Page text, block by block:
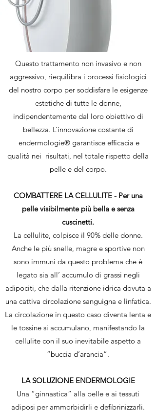
Questo trattamento non invasivo e non
aggressivo, riequilibra i processi fisiologici
del nostro corpo per soddisfare le esigenze
estetiche di tutte le donne,
indipendentemente dal loro obiettivo di
bellezza. L’innovazione costante di
endermologie® garantisce efficacia e
qualità nei risultati, nel totale rispetto della
pelle e del corpo.
COMBATTERE LA CELLULITE - Per una
pelle visibilmente più bella e senza
cuscinetti.
La cellulite, colpisce il 90% delle donne.
Anche le più snelle, magre e sportive non
sono immuni da questo problema che è
legato sia all’ accumulo di grassi negli
adipociti, che dalla ritenzione idrica dovuta a
una cattiva circolazione sanguigna e linfatica.
La circolazione in questo caso diventa lenta e
le tossine si accumulano, manifestando la
cellulite con il suo inevitabile aspetto a
“buccia d’arancia”.
LA SOLUZIONE ENDERMOLOGIE
Una “ginnastica” alla pelle e ai tessuti
adiposi per ammorbidirli e defibrinizzarli.